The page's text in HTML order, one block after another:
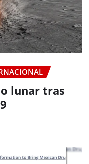
lunar tras